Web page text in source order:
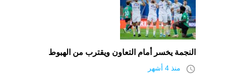
النجمة يخسر أمام التعاون ويقترب من الهبوط
access_time منذ 4 أشهر